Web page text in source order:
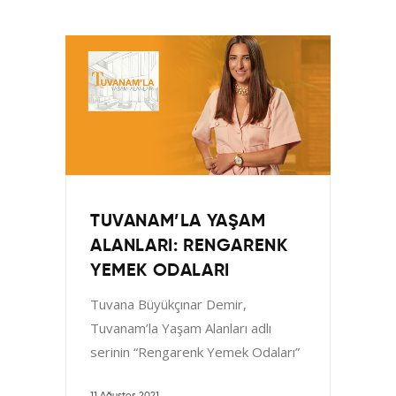
TUVANAM’LA YAŞAM
ALANLARI: RENGARENK
YEMEK ODALARI
Tuvana Büyükçınar Demir,
Tuvanam’la Yaşam Alanları adlı
serinin “Rengarenk Yemek Odaları”